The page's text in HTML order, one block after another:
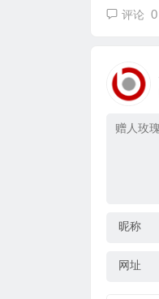
评论 0
昵称
网址